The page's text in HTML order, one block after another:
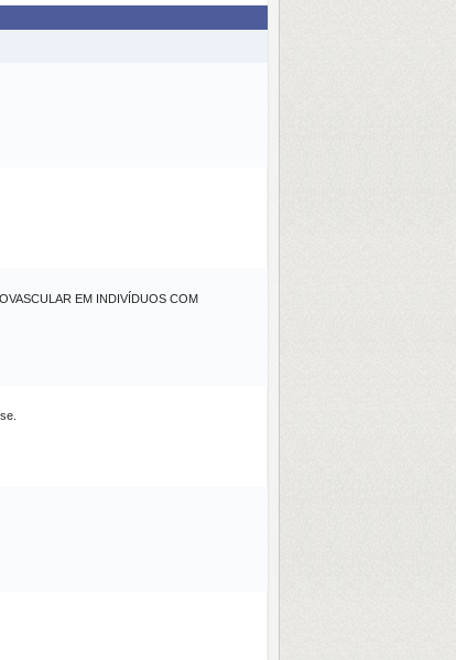
EM INDIVÍDUOS COM